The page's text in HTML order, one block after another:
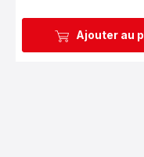
Ajouter au